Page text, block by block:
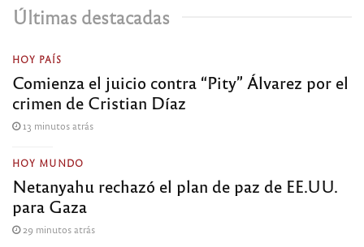
Últimas destacadas
HOY PAÍS
Comienza el juicio contra “Pity” Álvarez por el
crimen de Cristian Díaz
13 minutos atrás
HOY MUNDO
Netanyahu rechazó el plan de paz de EE.UU.
para Gaza
29 minutos atrás